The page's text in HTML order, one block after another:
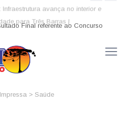
avança no interior e
para Três Barras |
> Saúde